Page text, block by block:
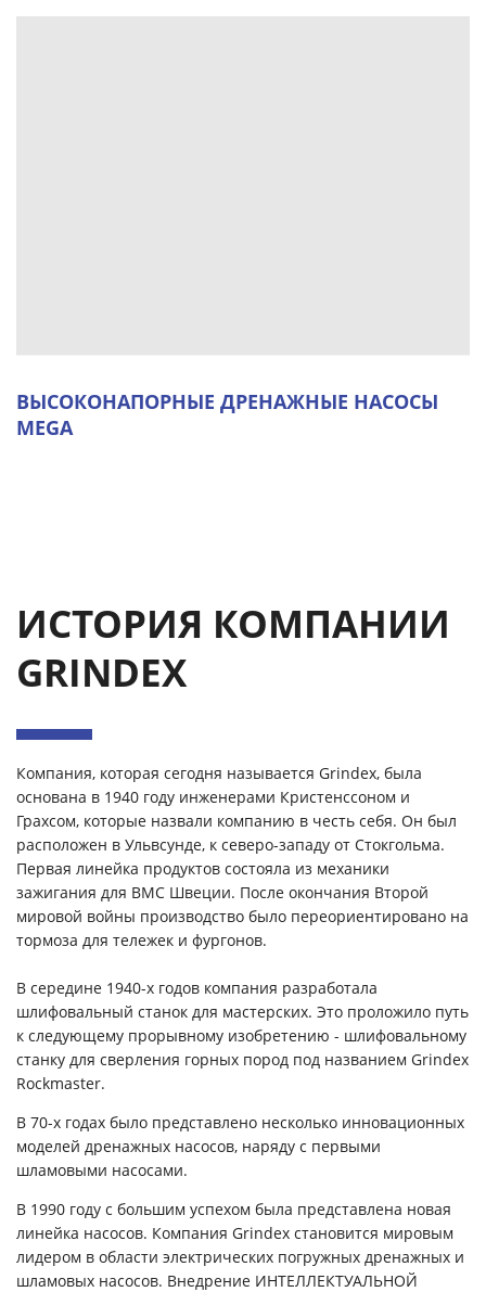
ВЫСОКОНАПОРНЫЕ ДРЕНАЖНЫЕ НАСОСЫ
MEGA
ИСТОРИЯ КОМПАНИИ
GRINDEX
Компания, которая сегодня называется Grindex, была
основана в 1940 году инженерами Кристенссоном и
Грахсом, которые назвали компанию в честь себя. Он был
расположен в Ульвсунде, к северо-западу от Стокгольма.
Первая линейка продуктов состояла из механики
зажигания для ВМС Швеции. После окончания Второй
мировой войны производство было переориентировано на
тормоза для тележек и фургонов.
В середине 1940-х годов компания разработала
шлифовальный станок для мастерских. Это проложило путь
к следующему прорывному изобретению - шлифовальному
станку для сверления горных пород под названием Grindex
Rockmaster.
В 70-х годах было представлено несколько инновационных
моделей дренажных насосов, наряду с первыми
шламовыми насосами.
В 1990 году с большим успехом была представлена новая
линейка насосов. Компания Grindex становится мировым
лидером в области электрических погружных дренажных и
шламовых насосов. Внедрение ИНТЕЛЛЕКТУАЛЬНОЙ